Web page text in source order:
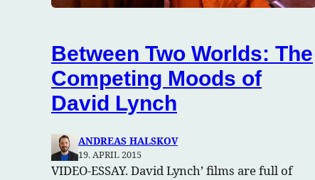
Between Two Worlds: The
Competing Moods of
David Lynch
ANDREAS HALSKOV
19. APRIL 2015
VIDEO-ESSAY. David Lynch’ films are full of